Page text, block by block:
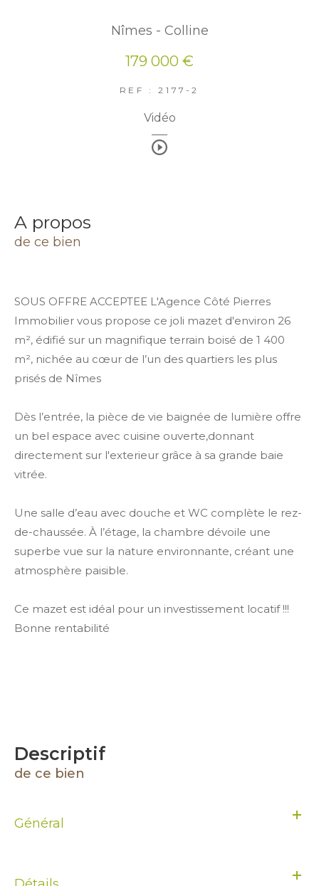
Nîmes - Colline
179 000 €
REF : 2177-2
Vidéo
a propos
de ce bien
SOUS OFFRE ACCEPTEE L'Agence Côté Pierres
Immobilier vous propose ce joli mazet d'environ 26
m², édifié sur un magnifique terrain boisé de 1 400
m², nichée au cœur de l’un des quartiers les plus
prisés de Nîmes
Dès l’entrée, la pièce de vie baignée de lumière offre
un bel espace avec cuisine ouverte,donnant
directement sur l'exterieur grâce à sa grande baie
vitrée.
Une salle d’eau avec douche et WC complète le rez-
de-chaussée. À l’étage, la chambre dévoile une
superbe vue sur la nature environnante, créant une
atmosphère paisible.
Ce mazet est idéal pour un investissement locatif !!!
Bonne rentabilité
descriptif
de ce bien
Général